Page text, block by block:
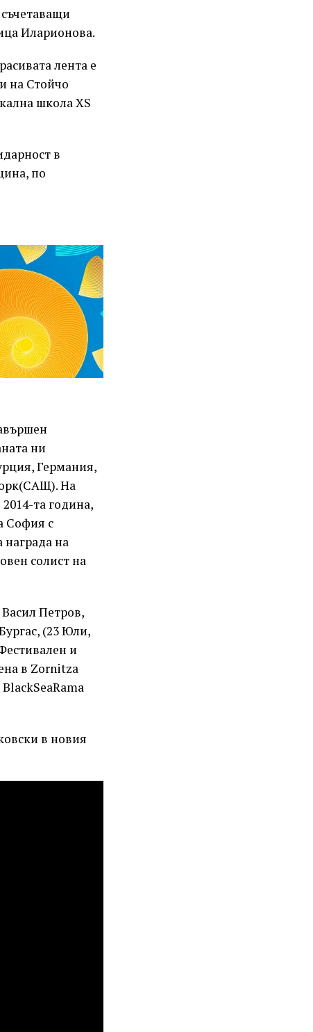
Иларионова.
лента е
на Стойчо
школа XS
в
по
ни
Германия,
На
та година,
София с
награда на
солист на
Васил Петров,
(23 Юли,
и
в Zornitza
в новия